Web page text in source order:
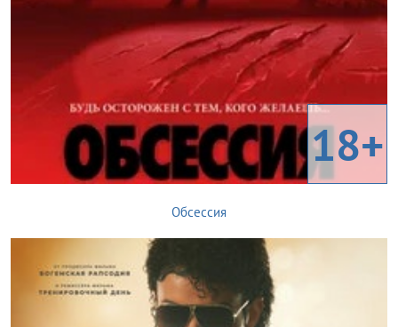
18+
Обсессия